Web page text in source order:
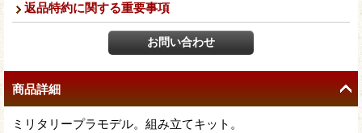
返品特約に関する重要事項
商品詳細
ミリタリープラモデル。組み立てキット。